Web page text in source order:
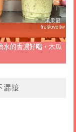
水的香濃好喝，木瓜
漏接